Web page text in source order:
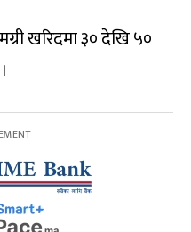
खरिदमा ३० देखि ५०